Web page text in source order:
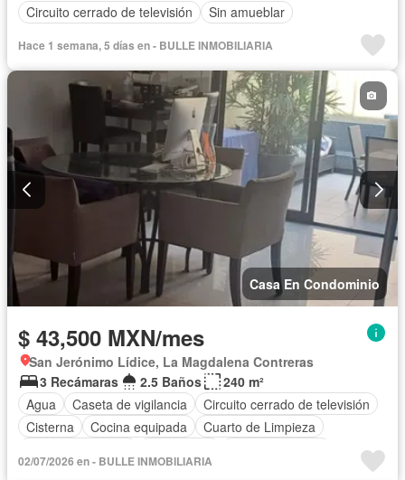
Circuito cerrado de televisión
Sin amueblar
Hace 1 semana, 5 días en - BULLE INMOBILIARIA
Casa En Condominio
$ 43,500 MXN/mes
San Jerónimo Lídice, La Magdalena Contreras
3 Recámaras
2.5 Baños
240 m²
Agua
Caseta de vigilancia
Circuito cerrado de televisión
Cisterna
Cocina equipada
Cuarto de Limpieza
Gas natural
Jardín Seguridad
02/07/2026 en - BULLE INMOBILIARIA